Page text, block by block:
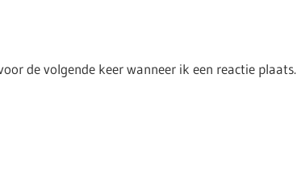
de volgende keer wanneer ik een reactie plaats.